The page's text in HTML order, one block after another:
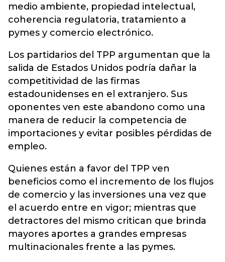
medio ambiente, propiedad intelectual,
coherencia regulatoria, tratamiento a
pymes y comercio electrónico.
Los partidarios del TPP argumentan que la
salida de Estados Unidos podría dañar la
competitividad de las firmas
estadounidenses en el extranjero. Sus
oponentes ven este abandono como una
manera de reducir la competencia de
importaciones y evitar posibles pérdidas de
empleo.
Quienes están a favor del TPP ven
beneficios como el incremento de los flujos
de comercio y las inversiones una vez que
el acuerdo entre en vigor; mientras que
detractores del mismo critican que brinda
mayores aportes a grandes empresas
multinacionales frente a las pymes.